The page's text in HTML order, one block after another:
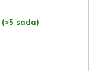
(>5 sada)